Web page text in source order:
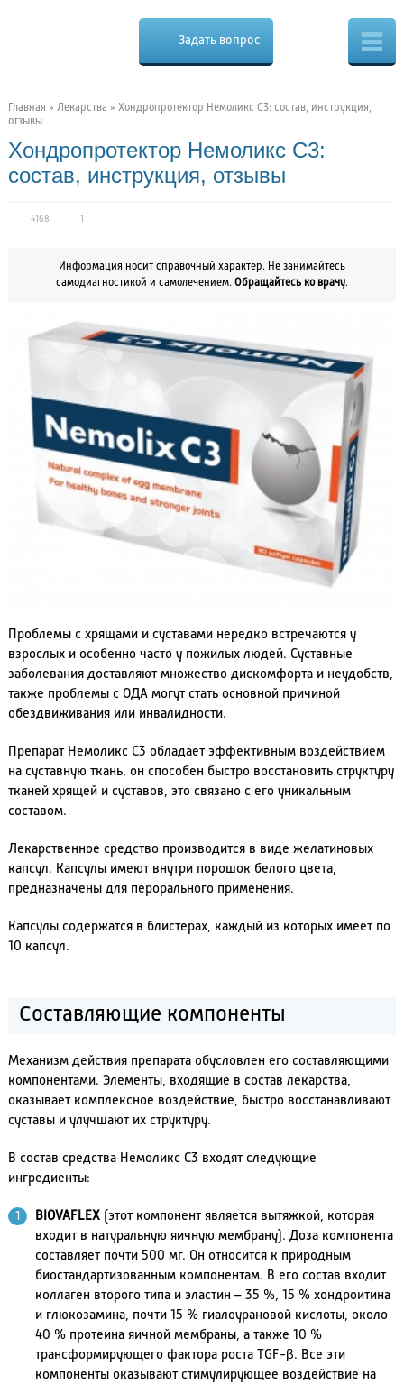
Cure.ru
в
Задать вопрос
Главная » Лекарства » Хондропротектор Немоликс С3: состав, инструкция,
отзывы
Хондропротектор Немоликс С3:
состав, инструкция, отзывы
4168 1
Информация носит справочный характер. Не занимайтесь
самодиагностикой и самолечением. Обращайтесь ко врачу.
Проблемы с хрящами и суставами нередко встречаются у
взрослых и особенно часто у пожилых людей. Суставные
заболевания доставляют множество дискомфорта и неудобств,
также проблемы с ОДА могут стать основной причиной
обездвиживания или инвалидности.
Препарат Немоликс С3 обладает эффективным воздействием
на суставную ткань, он способен быстро восстановить структуру
тканей хрящей и суставов, это связано с его уникальным
составом.
Лекарственное средство производится в виде желатиновых
капсул. Капсулы имеют внутри порошок белого цвета,
предназначены для перорального применения.
Капсулы содержатся в блистерах, каждый из которых имеет по
10 капсул.
Составляющие компоненты
Механизм действия препарата обусловлен его составляющими
компонентами. Элементы, входящие в состав лекарства,
оказывает комплексное воздействие, быстро восстанавливают
суставы и улучшают их структуру.
В состав средства Немоликс С3 входят следующие
ингредиенты:
ВIOVAFLEX(этот компонент является вытяжкой, которая
входит в натуральную яичную мембрану). Доза компонента
составляет почти 500 мг. Он относится к природным
биостандартизованным компонентам. В его состав входит
коллаген второго типа и эластин – 35 %, 15 % хондроитина
и глюкозамина, почти 15 % гиалоурановой кислоты, около
40 % протеина яичной мембраны, а также 10 %
трансформирующего фактора роста TGF-β. Все эти
компоненты оказывают стимулирующее воздействие на